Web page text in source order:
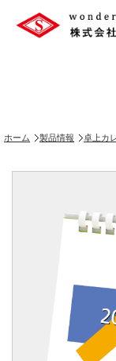
ホーム 製品情報 卓上カ